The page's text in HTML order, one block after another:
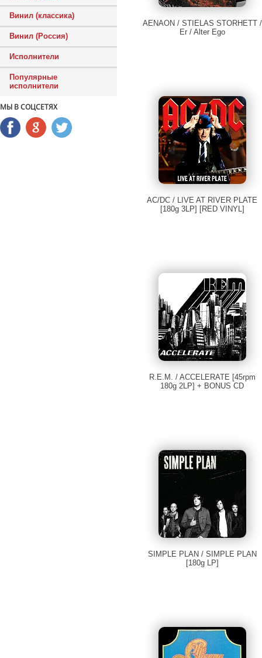
Винил (классика)
Винил (Россия)
Исполнители
Популярные
исполнители
МЫ В СОЦСЕТЯХ
AENAON / STIELAS STORHETT /
Er / Alter Ego
AC/DC / LIVE AT RIVER PLATE
[180g 3LP] [RED VINYL]
R.E.M. / ACCELERATE [45rpm
180g 2LP] + BONUS CD
SIMPLE PLAN / SIMPLE PLAN
[180g LP]